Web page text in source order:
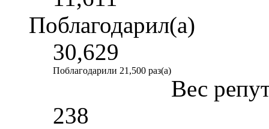
Поблагодарил(а)
30,629
Поблагодарили 21,500 раз(а)
Вес
238